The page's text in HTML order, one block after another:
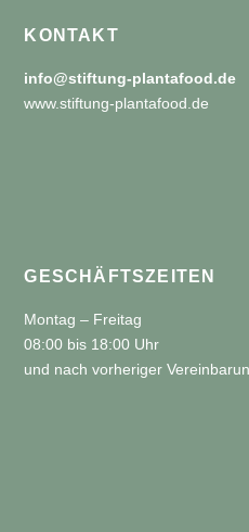
KONTAKT
info@stiftung-plantafood.de
www.stiftung-plantafood.de
GESCHÄFTSZEITEN
Montag – Freitag
08:00 bis 18:00 Uhr
und nach vorheriger